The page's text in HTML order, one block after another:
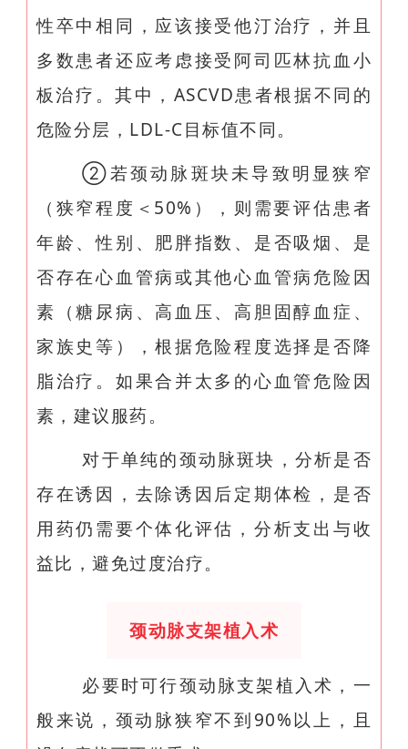
性卒中相同，应该接受他汀治疗，并且
多数患者还应考虑接受阿司匹林抗血小
板治疗。其中，ASCVD患者根据不同的
危险分层，LDL-C目标值不同。
②若颈动脉斑块未导致明显狭窄
（狭窄程度＜50%），则需要评估患者
年龄、性别、肥胖指数、是否吸烟、是
否存在心血管病或其他心血管病危险因
素（糖尿病、高血压、高胆固醇血症、
家族史等），根据危险程度选择是否降
脂治疗。如果合并太多的心血管危险因
素，建议服药。
对于单纯的颈动脉斑块，分析是否
存在诱因，去除诱因后定期体检，是否
用药仍需要个体化评估，分析支出与收
益比，避免过度治疗。
颈动脉支架植入术
必要时可行颈动脉支架植入术，一
般来说，颈动脉狭窄不到90%以上，且